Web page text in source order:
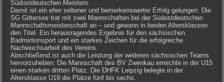
Südostdeutschen Meisters.
Damit ist ein eher seltener und bemerkenswerter Erfolg gelungen: Die
SG Gittersee trat mit zwei Mannschaften bei der Südostdeutschen
Mannschaftsmeisterschaft an – und gewann in beiden Altersklassen
den Titel. Ein herausragendes Ergebnis für den sächsischen
Badmintonsport und ein starkes Zeichen für die erfolgreiche
Nachwuchsarbeit des Vereins.
Abschließend ist auch die Leistung der weiteren sächsischen Teams
hervorzuheben: Die Mannschaft des BV Zwenkau erreichte in der U15
einen starken dritten Platz. Die DHFK Leipzig belegte in der
Altersklasse U19 die Plätze fünf bis sechs.